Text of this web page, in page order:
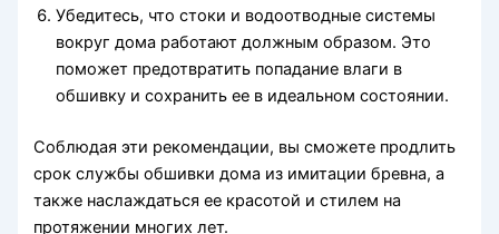
Убедитесь, что стоки и водоотводные системы
вокруг дома работают должным образом. Это
поможет предотвратить попадание влаги в
обшивку и сохранить ее в идеальном состоянии.
Соблюдая эти рекомендации, вы сможете продлить
срок службы обшивки дома из имитации бревна, а
также наслаждаться ее красотой и стилем на
протяжении многих лет.